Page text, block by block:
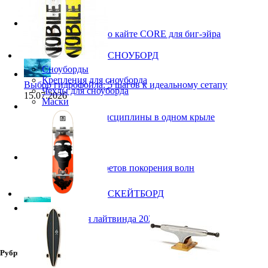
СНОУБОРД
Сноуборды
Крепления для сноуборда
Чехлы для сноуборда
Маски
СКЕЙТБОРД
Pace Pro 2: 5 фактов о кайте CORE для биг-эйра
27.07.2026
Выбор гидрофойла: 5 шагов к идеальному сетапу
15.07.2026
Кайт Core NXS: 3 дисциплины в одном крыле
14.07.2026
Ranja Schlotte: 5 секретов покорения волн
13.07.2026
Снаряжение для лайтвинда 2026
10.07.2026
Рубрики